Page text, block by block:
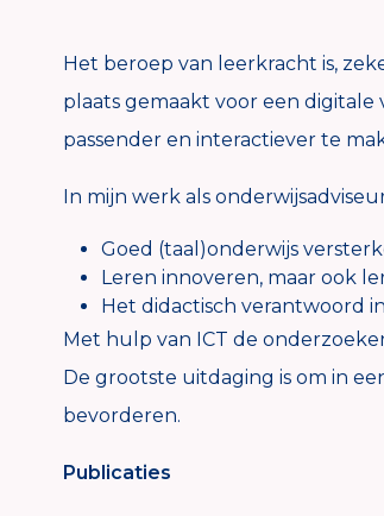
Het beroep van leerkracht is,
plaats gemaakt voor een
passender en interactiever te
In mijn werk als
Goed (taal)onderwijs
Leren innoveren, maar ook
Het didactisch verantwoord
Met hulp van ICT de
De grootste uitdaging is om in
bevorderen.
Publicaties